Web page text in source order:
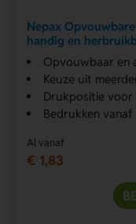
Nepax
handig en
Opvouwbaar en
Keuze uit
Drukpositie
Bedrukken
Al vanaf
€ 1,83